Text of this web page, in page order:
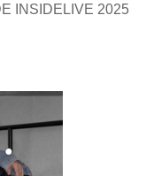
em
INSIDELIVE 2025